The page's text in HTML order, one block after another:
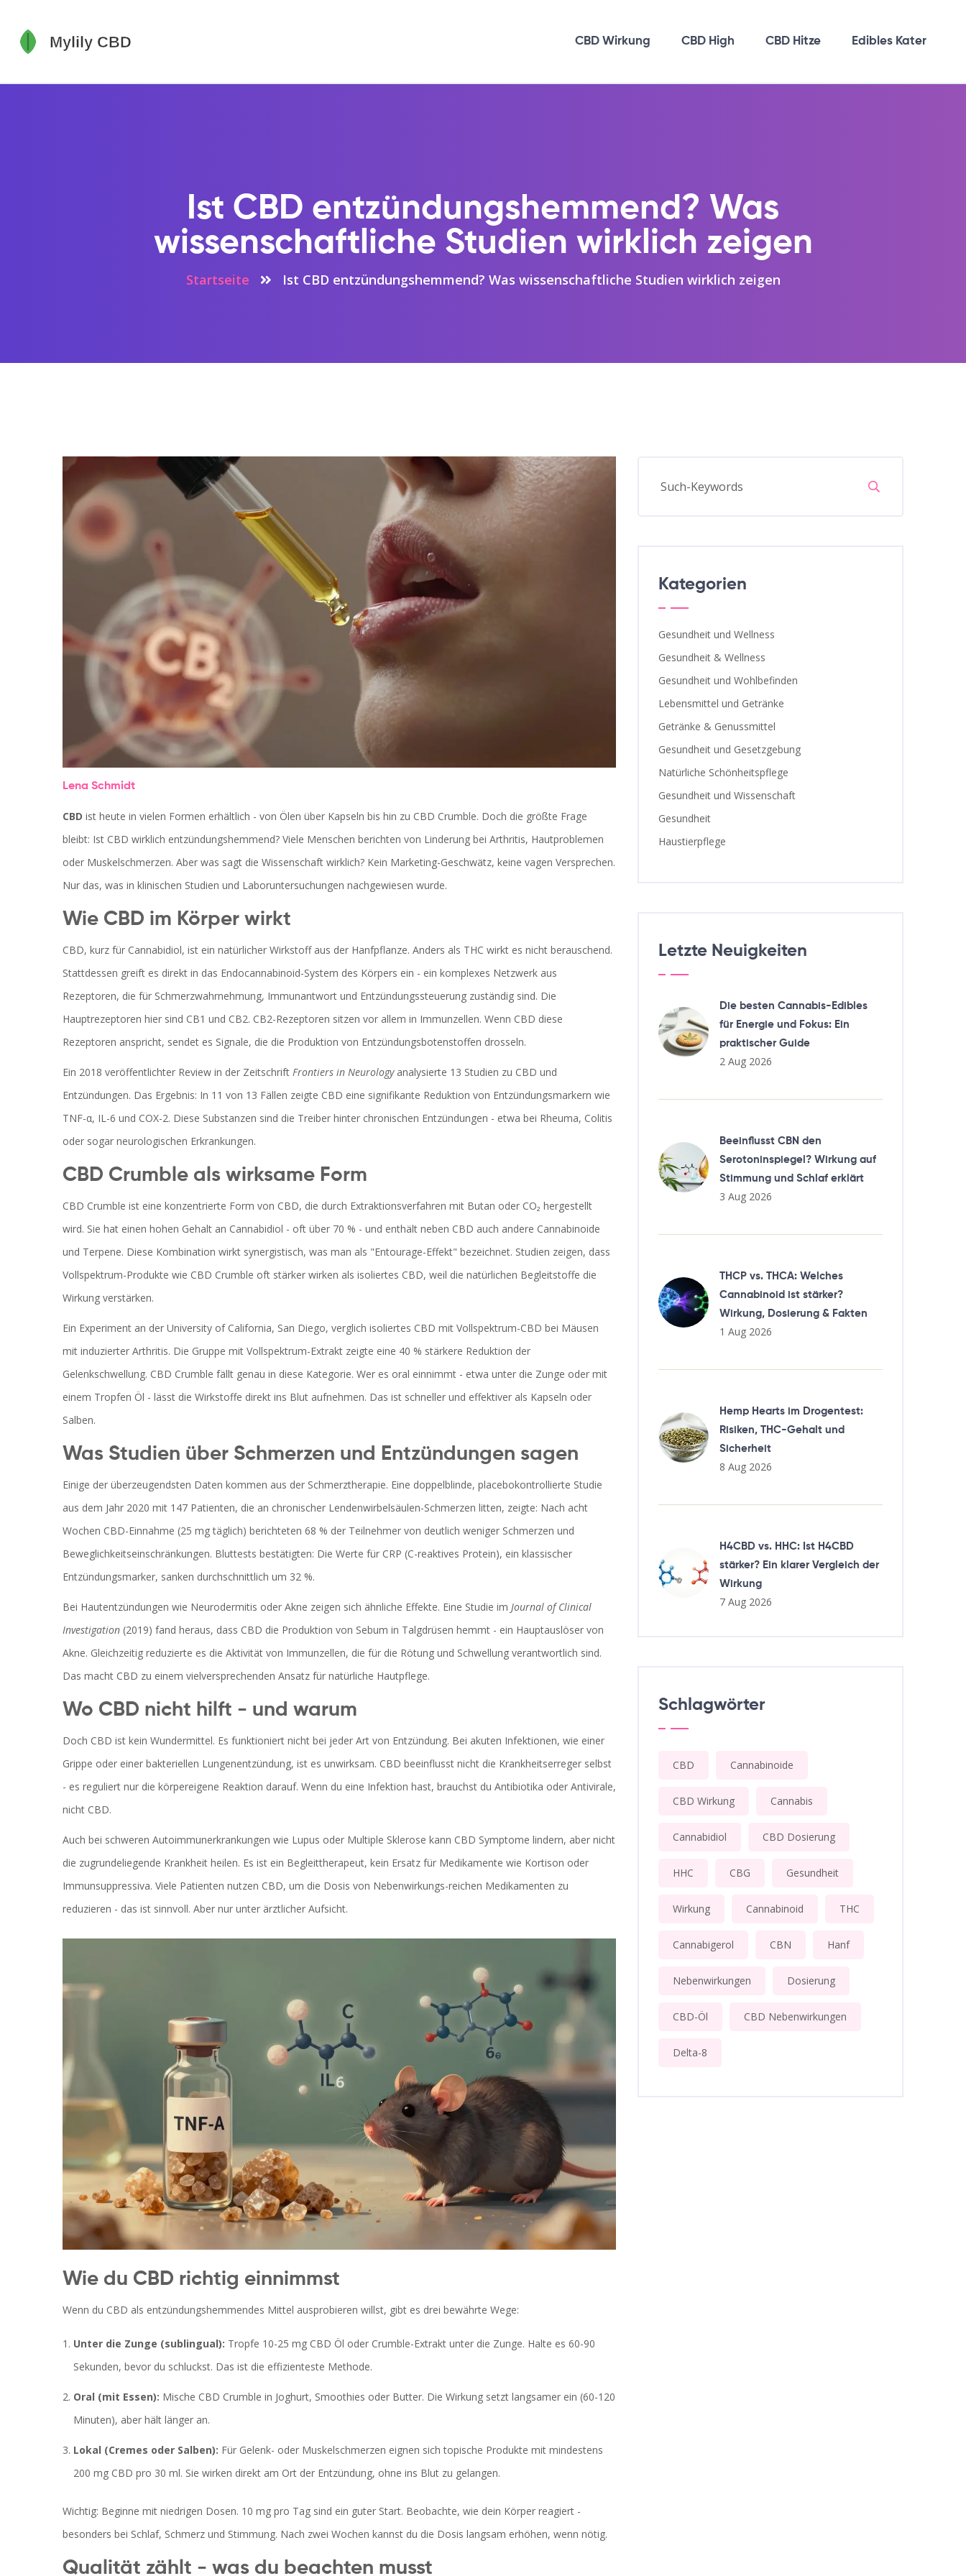
CBD Wirkung CBD High CBD Hitze Edibles Kater
Ist CBD entzündungshemmend? Was
wissenschaftliche Studien wirklich zeigen
Startseite Ist CBD entzündungshemmend? Was wissenschaftliche Studien wirklich zeigen
Lena Schmidt
CBD ist heute in vielen Formen erhältlich - von Ölen über Kapseln bis hin zu CBD Crumble. Doch die größte Frage
bleibt: Ist CBD wirklich entzündungshemmend? Viele Menschen berichten von Linderung bei Arthritis, Hautproblemen
oder Muskelschmerzen. Aber was sagt die Wissenschaft wirklich? Kein Marketing-Geschwätz, keine vagen Versprechen.
Nur das, was in klinischen Studien und Laboruntersuchungen nachgewiesen wurde.
Wie CBD im Körper wirkt
CBD, kurz für Cannabidiol, ist ein natürlicher Wirkstoff aus der Hanfpflanze. Anders als THC wirkt es nicht berauschend.
Stattdessen greift es direkt in das Endocannabinoid-System des Körpers ein - ein komplexes Netzwerk aus
Rezeptoren, die für Schmerzwahrnehmung, Immunantwort und Entzündungssteuerung zuständig sind. Die
Hauptrezeptoren hier sind CB1 und CB2. CB2-Rezeptoren sitzen vor allem in Immunzellen. Wenn CBD diese
Rezeptoren anspricht, sendet es Signale, die die Produktion von Entzündungsbotenstoffen drosseln.
Ein 2018 veröffentlichter Review in der Zeitschrift Frontiers in Neurologyanalysierte 13 Studien zu CBD und
Entzündungen. Das Ergebnis: In 11 von 13 Fällen zeigte CBD eine signifikante Reduktion von Entzündungsmarkern wie
TNF-α, IL-6 und COX-2. Diese Substanzen sind die Treiber hinter chronischen Entzündungen - etwa bei Rheuma, Colitis
oder sogar neurologischen Erkrankungen.
CBD Crumble als wirksame Form
CBD Crumble ist eine konzentrierte Form von CBD, die durch Extraktionsverfahren mit Butan oder CO₂ hergestellt
wird. Sie hat einen hohen Gehalt an Cannabidiol - oft über 70 % - und enthält neben CBD auch andere Cannabinoide
und Terpene. Diese Kombination wirkt synergistisch, was man als "Entourage-Effekt" bezeichnet. Studien zeigen, dass
Vollspektrum-Produkte wie CBD Crumble oft stärker wirken als isoliertes CBD, weil die natürlichen Begleitstoffe die
Wirkung verstärken.
Ein Experiment an der University of California, San Diego, verglich isoliertes CBD mit Vollspektrum-CBD bei Mäusen
mit induzierter Arthritis. Die Gruppe mit Vollspektrum-Extrakt zeigte eine 40 % stärkere Reduktion der
Gelenkschwellung. CBD Crumble fällt genau in diese Kategorie. Wer es oral einnimmt - etwa unter die Zunge oder mit
einem Tropfen Öl - lässt die Wirkstoffe direkt ins Blut aufnehmen. Das ist schneller und effektiver als Kapseln oder
Salben.
Was Studien über Schmerzen und Entzündungen sagen
Einige der überzeugendsten Daten kommen aus der Schmerztherapie. Eine doppelblinde, placebokontrollierte Studie
aus dem Jahr 2020 mit 147 Patienten, die an chronischer Lendenwirbelsäulen-Schmerzen litten, zeigte: Nach acht
Wochen CBD-Einnahme (25 mg täglich) berichteten 68 % der Teilnehmer von deutlich weniger Schmerzen und
Beweglichkeitseinschränkungen. Bluttests bestätigten: Die Werte für CRP (C-reaktives Protein), ein klassischer
Entzündungsmarker, sanken durchschnittlich um 32 %.
Bei Hautentzündungen wie Neurodermitis oder Akne zeigen sich ähnliche Effekte. Eine Studie im Journal of Clinical
Investigation (2019) fand heraus, dass CBD die Produktion von Sebum in Talgdrüsen hemmt - ein Hauptauslöser von
Akne. Gleichzeitig reduzierte es die Aktivität von Immunzellen, die für die Rötung und Schwellung verantwortlich sind.
Das macht CBD zu einem vielversprechenden Ansatz für natürliche Hautpflege.
Wo CBD nicht hilft - und warum
Doch CBD ist kein Wundermittel. Es funktioniert nicht bei jeder Art von Entzündung. Bei akuten Infektionen, wie einer
Grippe oder einer bakteriellen Lungenentzündung, ist es unwirksam. CBD beeinflusst nicht die Krankheitserreger selbst
- es reguliert nur die körpereigene Reaktion darauf. Wenn du eine Infektion hast, brauchst du Antibiotika oder Antivirale,
nicht CBD.
Auch bei schweren Autoimmunerkrankungen wie Lupus oder Multiple Sklerose kann CBD Symptome lindern, aber nicht
die zugrundeliegende Krankheit heilen. Es ist ein Begleittherapeut, kein Ersatz für Medikamente wie Kortison oder
Immunsuppressiva. Viele Patienten nutzen CBD, um die Dosis von Nebenwirkungs-reichen Medikamenten zu
reduzieren - das ist sinnvoll. Aber nur unter ärztlicher Aufsicht.
Wie du CBD richtig einnimmst
Wenn du CBD als entzündungshemmendes Mittel ausprobieren willst, gibt es drei bewährte Wege:
Unter die Zunge (sublingual): Tropfe 10-25 mg CBD Öl oder Crumble-Extrakt unter die Zunge. Halte es 60-90
Sekunden, bevor du schluckst. Das ist die effizienteste Methode.
Oral (mit Essen): Mische CBD Crumble in Joghurt, Smoothies oder Butter. Die Wirkung setzt langsamer ein (60-120
Minuten), aber hält länger an.
Lokal (Cremes oder Salben): Für Gelenk- oder Muskelschmerzen eignen sich topische Produkte mit mindestens
200 mg CBD pro 30 ml. Sie wirken direkt am Ort der Entzündung, ohne ins Blut zu gelangen.
Wichtig: Beginne mit niedrigen Dosen. 10 mg pro Tag sind ein guter Start. Beobachte, wie dein Körper reagiert -
besonders bei Schlaf, Schmerz und Stimmung. Nach zwei Wochen kannst du die Dosis langsam erhöhen, wenn nötig.
Qualität zählt - was du beachten musst
Kategorien
Gesundheit und Wellness
Gesundheit & Wellness
Gesundheit und Wohlbefinden
Lebensmittel und Getränke
Getränke & Genussmittel
Gesundheit und Gesetzgebung
Natürliche Schönheitspflege
Gesundheit und Wissenschaft
Gesundheit
Haustierpflege
Letzte Neuigkeiten
Die besten Cannabis-Edibles
für Energie und Fokus: Ein
praktischer Guide
2 Aug 2026
Beeinflusst CBN den
Serotoninspiegel? Wirkung auf
Stimmung und Schlaf erklärt
3 Aug 2026
THCP vs. THCA: Welches
Cannabinoid ist stärker?
Wirkung, Dosierung & Fakten
1 Aug 2026
Hemp Hearts im Drogentest:
Risiken, THC-Gehalt und
Sicherheit
8 Aug 2026
H4CBD vs. HHC: Ist H4CBD
stärker? Ein klarer Vergleich der
Wirkung
7 Aug 2026
Schlagwörter
CBD Cannabinoide
CBD Wirkung Cannabis
Cannabidiol CBD Dosierung
HHC CBG Gesundheit
Wirkung Cannabinoid THC
Cannabigerol CBN Hanf
Nebenwirkungen Dosierung
CBD-Öl CBD Nebenwirkungen
Delta-8